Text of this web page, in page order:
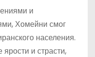
и
Хомейни смог
населения.
и страсти,